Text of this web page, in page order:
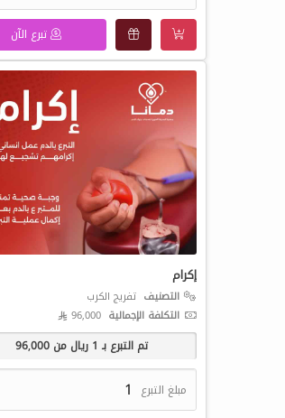
تبرع الآن
إكرام
التصنيف تفريج الكرب
التكلفة الإجمالية
تم التبرع بـ 1 ريال من96,000
مبلغ التبرع